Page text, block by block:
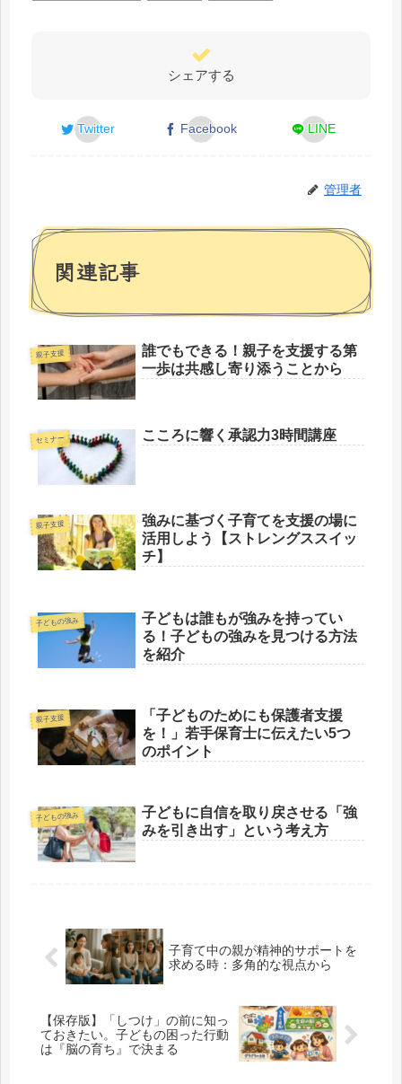
シェアする
Twitter Facebook LINE
管理者
関連記事
親子支援
誰でもできる！親子を支援する第
一歩は共感し寄り添うことから
セミナー こころに響く承認力3時間講座
親子支援
強みに基づく子育てを支援の場に
活用しよう【ストレングススイッ
チ】
子どもの強み
子どもは誰もが強みを持ってい
る！子どもの強みを見つける方法
を紹介
親子支援
「子どものためにも保護者支援
を！」若手保育士に伝えたい5つ
のポイント
子どもの強み
子どもに自信を取り戻させる「強
みを引き出す」という考え方
子育て中の親が精神的サポートを
求める時：多角的な視点から
【保存版】「しつけ」の前に知っ
ておきたい。子どもの困った行動
は『脳の育ち』で決まる